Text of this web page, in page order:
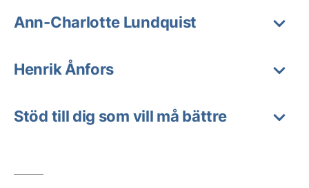
Ann-Charlotte Lundquist
Henrik Ånfors
Stöd till dig som vill må bättre